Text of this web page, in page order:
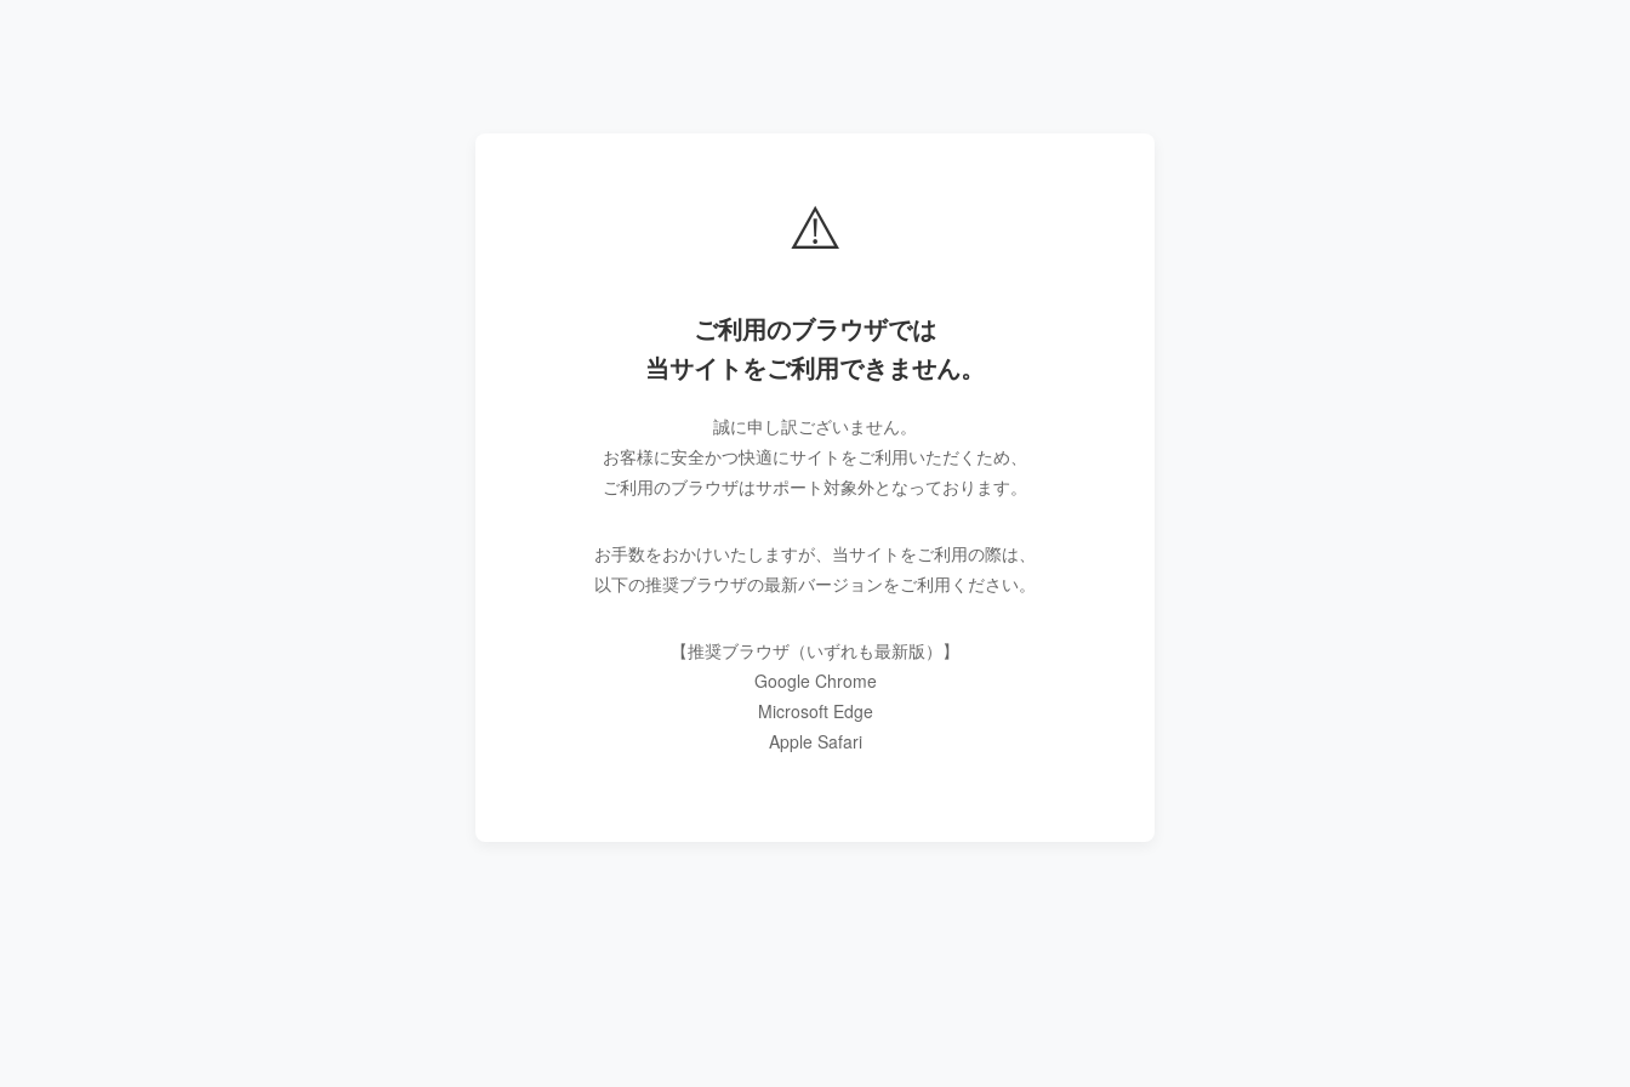
⚠️
ご利用のブラウザでは
当サイトをご利用できません。
誠に申し訳ございません。
お客様に安全かつ快適にサイトをご利用いただくため、
ご利用のブラウザはサポート対象外となっております。
お手数をおかけいたしますが、当サイトをご利用の際は、
以下の推奨ブラウザの最新バージョンをご利用ください。
【推奨ブラウザ（いずれも最新版）】
Google Chrome
Microsoft Edge
Apple Safari